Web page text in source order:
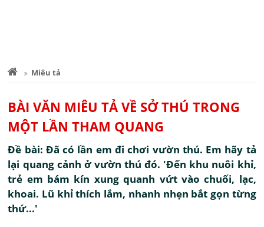
Miêu tả
BÀI VĂN MIÊU TẢ VỀ SỞ THÚ TRONG
MỘT LẦN THAM QUANG
Đề bài: Đã có lần em đi chơi vườn thú. Em hãy tả
lại quang cảnh ở vườn thú đó. 'Đến khu nuôi khỉ,
trẻ em bám kín xung quanh vứt vào chuối, lạc,
khoai. Lũ khỉ thích lắm, nhanh nhẹn bắt gọn từng
thứ...'